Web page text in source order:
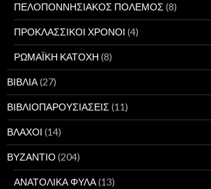
ΠΕΛΟΠΟΝΝΗΣΙΑΚΟΣ ΠΟΛΕΜΟΣ (8)
ΠΡΟΚΛΑΣΣΙΚΟΙ ΧΡΟΝΟΙ (4)
ΡΩΜΑΪΚΗ ΚΑΤΟΧΗ (8)
ΒΙΒΛΙΑ(27)
ΒΙΒΛΙΟΠΑΡΟΥΣΙΑΣΕΙΣ (11)
ΒΛΑΧΟΙ (14)
ΒΥΖΑΝΤΙΟ(204)
ΑΝΑΤΟΛΙΚΑ ΦΥΛΑ(13)